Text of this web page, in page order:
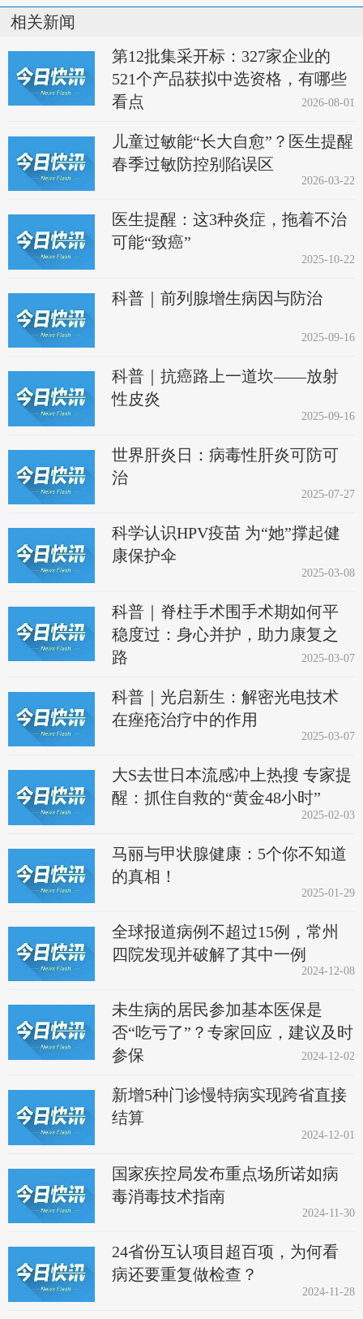
相关新闻
第12批集采开标：327家企业的
521个产品获拟中选资格，有哪些
看点
2026-08-01
儿童过敏能“长大自愈”？医生提醒
春季过敏防控别陷误区
2026-03-22
医生提醒：这3种炎症，拖着不治
可能“致癌”
2025-10-22
科普｜前列腺增生病因与防治
2025-09-16
科普｜抗癌路上一道坎——放射
性皮炎
2025-09-16
世界肝炎日：病毒性肝炎可防可
治
2025-07-27
科学认识HPV疫苗 为“她”撑起健
康保护伞
2025-03-08
科普｜脊柱手术围手术期如何平
稳度过：身心并护，助力康复之
路
2025-03-07
科普｜光启新生：解密光电技术
在痤疮治疗中的作用
2025-03-07
大S去世日本流感冲上热搜 专家提
醒：抓住自救的“黄金48小时”
2025-02-03
马丽与甲状腺健康：5个你不知道
的真相！
2025-01-29
全球报道病例不超过15例，常州
四院发现并破解了其中一例
2024-12-08
未生病的居民参加基本医保是
否“吃亏了”？专家回应，建议及时
参保
2024-12-02
新增5种门诊慢特病实现跨省直接
结算
2024-12-01
国家疾控局发布重点场所诺如病
毒消毒技术指南
2024-11-30
24省份互认项目超百项，为何看
病还要重复做检查？
2024-11-28